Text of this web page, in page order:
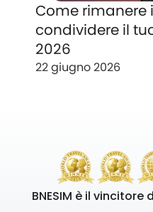
Come rimanere
condividere il
2026
22 giugno 2026
BNESIM è il